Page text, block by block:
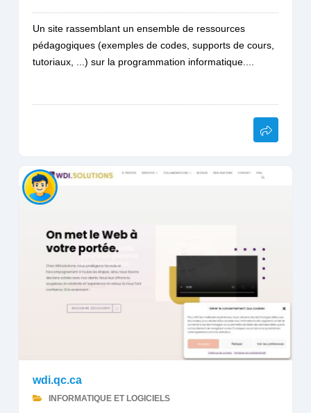
Un site rassemblant un ensemble de ressources
pédagogiques (exemples de codes, supports de cours,
tutoriaux, ...) sur la programmation informatique....
wdi.qc.ca
INFORMATIQUE ET LOGICIELS